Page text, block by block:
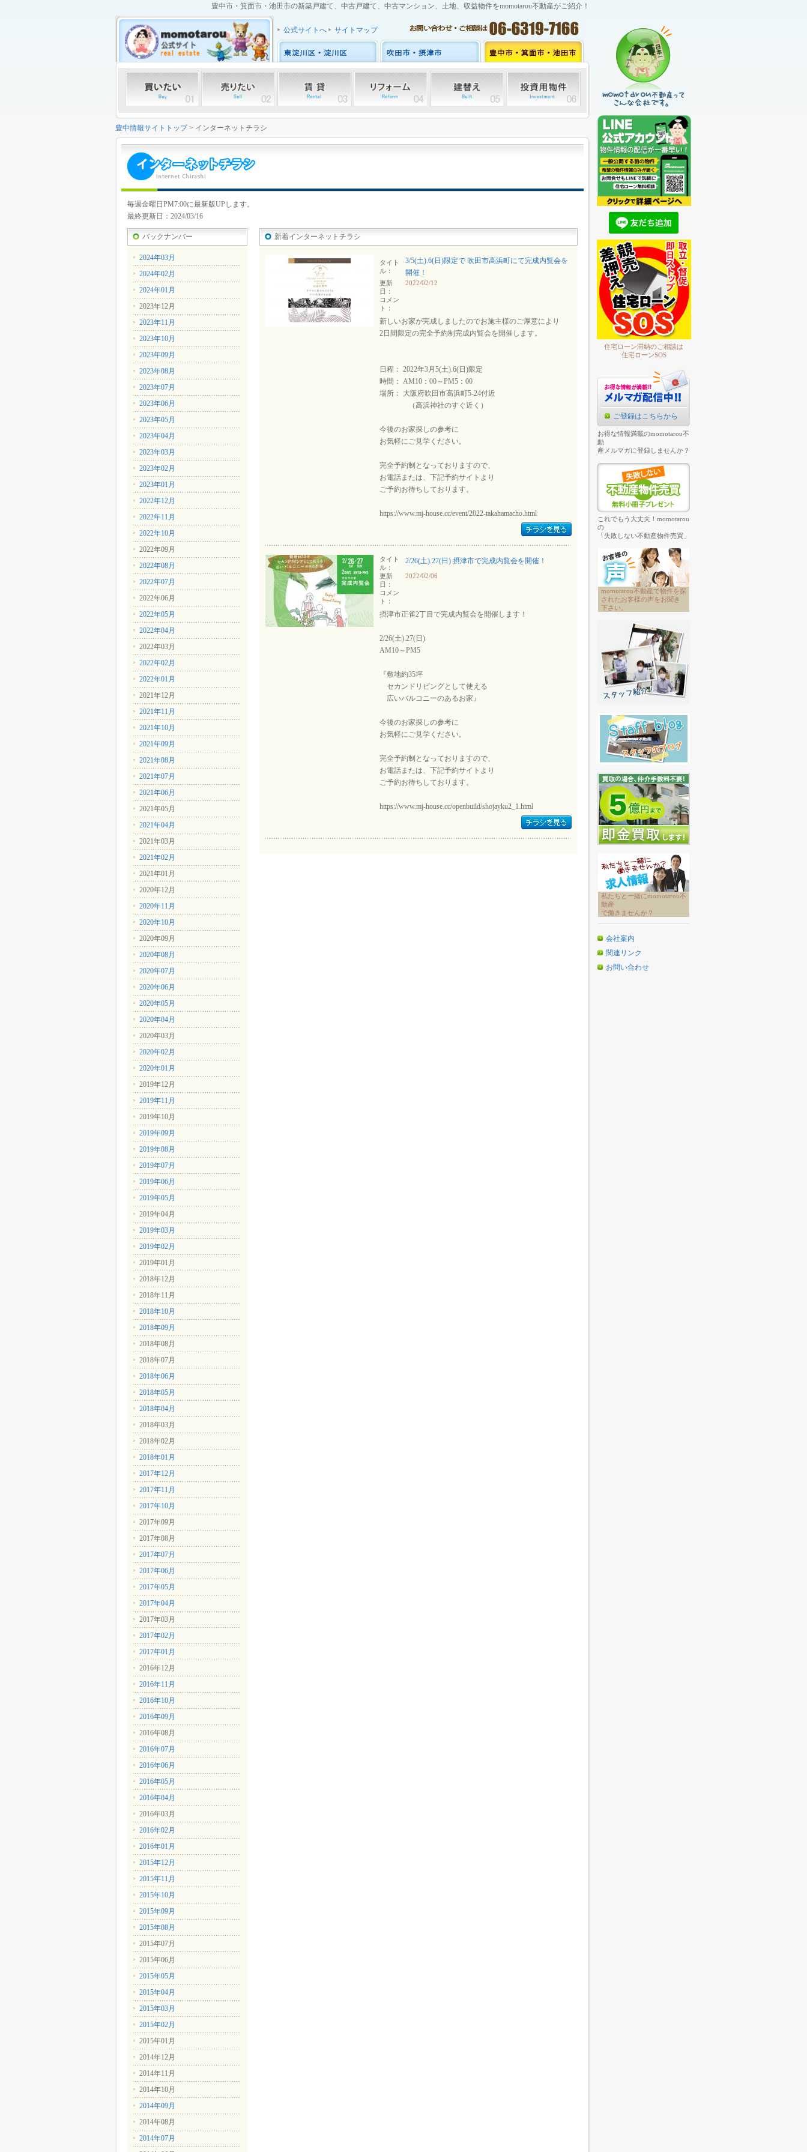
豊中市・箕面市・池田市の新築戸建て、中古戸建て、中古マンション、土地、収益物件をmomotarou不動産がご紹介！
公式サイトへ サイトマップ
豊中情報サイトトップ> インターネットチラシ
毎週金曜日PM7:00に最新版UPします。
最終更新日：2024/03/16
バックナンバー
2024年03月
2024年02月
2024年01月
2023年12月
2023年11月
2023年10月
2023年09月
2023年08月
2023年07月
2023年06月
2023年05月
2023年04月
2023年03月
2023年02月
2023年01月
2022年12月
2022年11月
2022年10月
2022年09月
2022年08月
2022年07月
2022年06月
2022年05月
2022年04月
2022年03月
2022年02月
2022年01月
2021年12月
2021年11月
2021年10月
2021年09月
2021年08月
2021年07月
2021年06月
2021年05月
2021年04月
2021年03月
2021年02月
2021年01月
2020年12月
2020年11月
2020年10月
2020年09月
2020年08月
2020年07月
2020年06月
2020年05月
2020年04月
2020年03月
2020年02月
2020年01月
2019年12月
2019年11月
2019年10月
2019年09月
2019年08月
2019年07月
2019年06月
2019年05月
2019年04月
2019年03月
2019年02月
2019年01月
2018年12月
2018年11月
2018年10月
2018年09月
2018年08月
2018年07月
2018年06月
2018年05月
2018年04月
2018年03月
2018年02月
2018年01月
2017年12月
2017年11月
2017年10月
2017年09月
2017年08月
2017年07月
2017年06月
2017年05月
2017年04月
2017年03月
2017年02月
2017年01月
2016年12月
2016年11月
2016年10月
2016年09月
2016年08月
2016年07月
2016年06月
2016年05月
2016年04月
2016年03月
2016年02月
2016年01月
2015年12月
2015年11月
2015年10月
2015年09月
2015年08月
2015年07月
2015年06月
2015年05月
2015年04月
2015年03月
2015年02月
2015年01月
2014年12月
2014年11月
2014年10月
2014年09月
2014年08月
2014年07月
新着インターネットチラシ
タイト
ル：
3/5(土).6(日)限定で 吹田市高浜町にて完成内覧会を
開催！
更新
日：
2022/02/12
コメン
ト：
新しいお家が完成しましたのでお施主様のご厚意により
2日間限定の完全予約制完成内覧会を開催します。
日程： 2022年3月5(土).6(日)限定
時間： AM10：00～PM5：00
場所： 大阪府吹田市高浜町5-24付近
（高浜神社のすぐ近く）
今後のお家探しの参考に
お気軽にご見学ください。
完全予約制となっておりますので、
お電話または、下記予約サイトより
ご予約お待ちしております。
https://www.mj-house.cc/event/2022-takahamacho.html
タイト
ル：
2/26(土).27(日) 摂津市で完成内覧会を開催！
更新
日：
2022/02/06
コメン
ト：
摂津市正雀2丁目で完成内覧会を開催します！
2/26(土).27(日)
AM10～PM5
『敷地約35坪
セカンドリビングとして使える
広いバルコニーのあるお家』
今後のお家探しの参考に
お気軽にご見学ください。
完全予約制となっておりますので、
お電話または、下記予約サイトより
ご予約お待ちしております。
https://www.mj-house.cc/openbuild/shojayku2_1.html
住宅ローン滞納のご相談は
住宅ローンSOS
ご登録はこちらから
お得な情報満載のmomotarou不
動
産メルマガに登録しませんか？
これでもう大丈夫！momotarou
の
「失敗しない不動産物件売買」
momotarou不動産で物件を探
されたお客様の声をお聞き
下さい。
私たちと一緒にmomotarou不
動産
で働きませんか？
会社案内
関連リンク
お問い合わせ